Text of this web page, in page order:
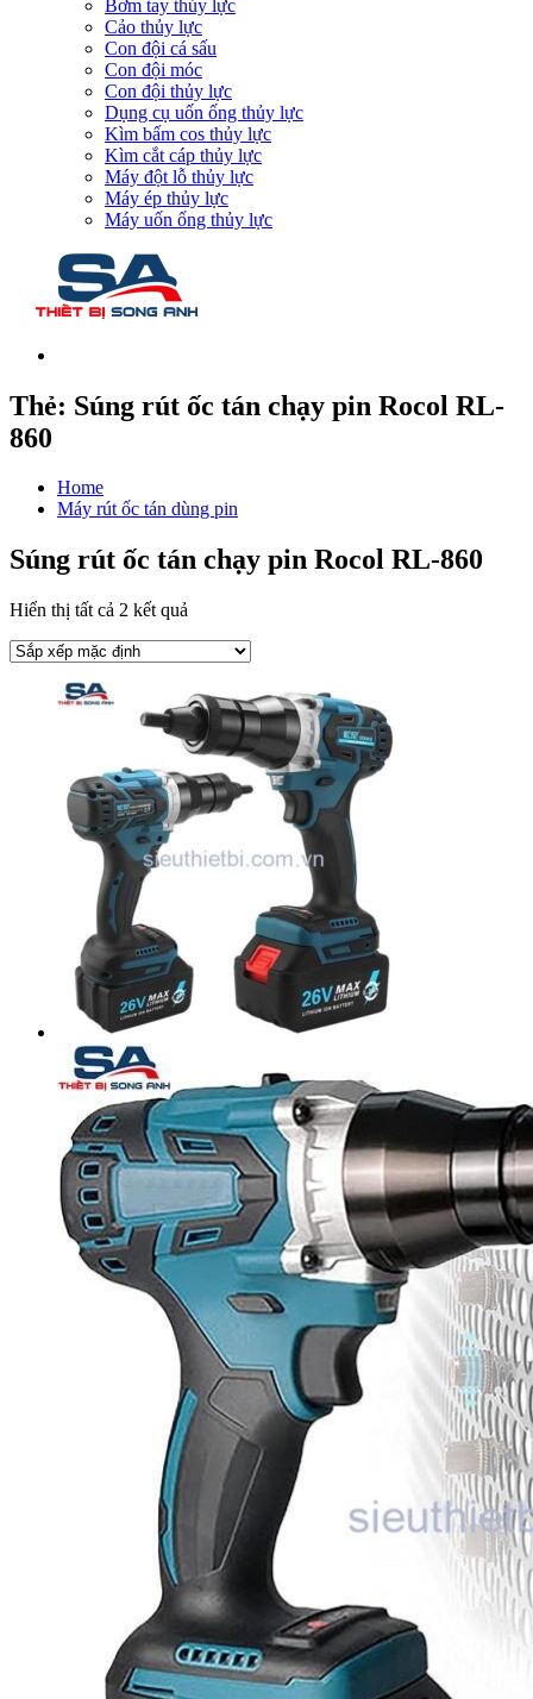
Bơm tay thủy lực
Cảo thủy lực
Con đội cá sấu
Con đội móc
Con đội thủy lực
Dụng cụ uốn ống thủy lực
Kìm bấm cos thủy lực
Kìm cắt cáp thủy lực
Máy đột lỗ thủy lực
Máy ép thủy lực
Máy uốn ống thủy lực
Thẻ: Súng rút ốc tán chạy pin Rocol RL-
860
Home
Máy rút ốc tán dùng pin
Súng rút ốc tán chạy pin Rocol RL-860
Hiển thị tất cả 2 kết quả